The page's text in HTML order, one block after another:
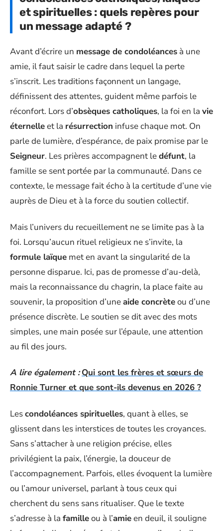
et spirituelles : quels repères pour
un message adapté ?
Avant d’écrire un message de condoléances à une
amie, il faut saisir le cadre dans lequel la perte
s’inscrit. Les traditions façonnent un langage,
définissent des attentes, guident même parfois le
réconfort. Lors d’obsèques catholiques, la foi en la vie
éternelleet la résurrection infuse chaque mot. On
parle de lumière, d’espérance, de paix promise par le
Seigneur. Les prières accompagnent ledéfunt, la
famille se sent portée par la communauté. Dans ce
contexte, le message fait écho à la certitude d’une vie
auprès de Dieu et à la force du soutien collectif.
Mais l’univers du recueillement ne se limite pas à la
foi. Lorsqu’aucun rituel religieux ne s’invite, la
formule laïque met en avant la singularité de la
personne disparue. Ici, pas de promesse d’au-delà,
mais la reconnaissance du chagrin, la place faite au
souvenir, la proposition d’uneaide concrèteou d’une
présence discrète. Le soutien se dit avec des mots
simples, une main posée sur l’épaule, une attention
au fil des jours.
A lire également : Qui sont les frères et sœurs de
Ronnie Turner et que sont-ils devenus en 2026 ?
Lescondoléances spirituelles, quant à elles, se
glissent dans les interstices de toutes les croyances.
Sans s’attacher à une religion précise, elles
privilégient la paix, l’énergie, la douceur de
l’accompagnement. Parfois, elles évoquent la lumière
ou l’amour universel, parlant à tous ceux qui
cherchent du sens sans ritualiser. Que le texte
s’adresse à la familleou à l’amieen deuil, il souligne